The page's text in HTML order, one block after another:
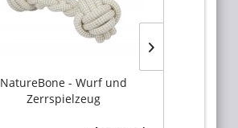
NatureBone - Wurf und
Zerrspielzeug